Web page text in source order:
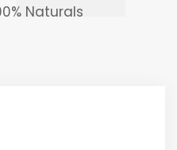
Naturals